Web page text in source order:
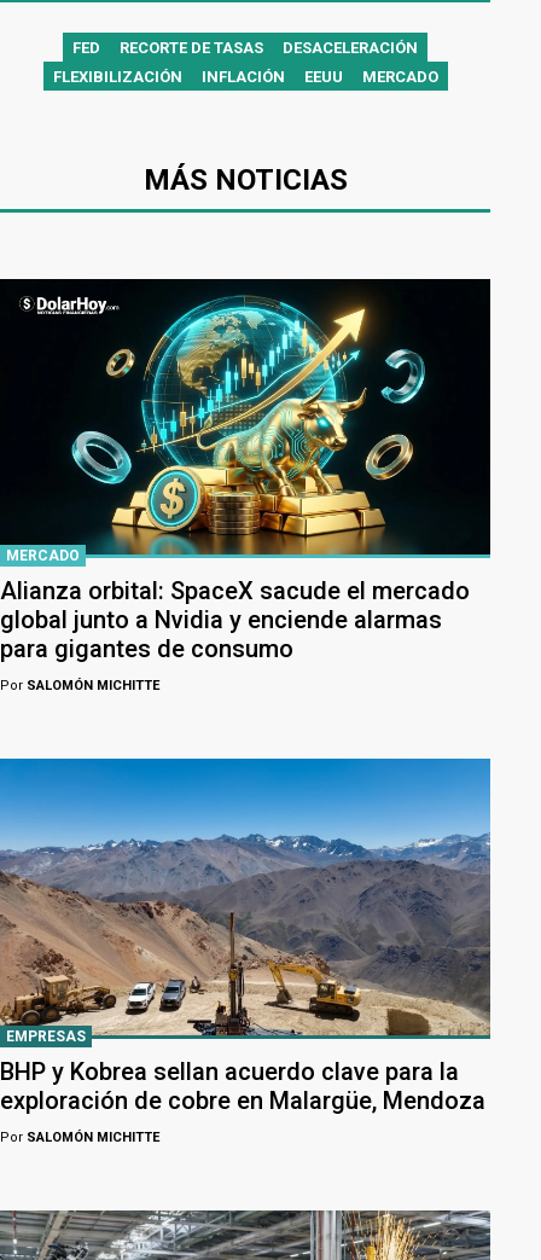
FED RECORTE DE TASAS
DESACELERACIÓN
FLEXIBILIZACIÓN
INFLACIÓN EEUU MERCADO
MÁS NOTICIAS
MERCADO
Alianza orbital: SpaceX sacude el mercado
global junto a Nvidia y enciende alarmas
para gigantes de consumo
Por SALOMÓN MICHITTE
EMPRESAS
BHP y Kobrea sellan acuerdo clave para la
exploración de cobre en Malargüe, Mendoza
Por SALOMÓN MICHITTE